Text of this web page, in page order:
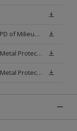
Sikkens Metal Paints Waterborne- EPD of Milieuproductverklaring
Veiligheidsinformatieblad Redox BL Metal Protect Satin N00 (MSDS)
Veiligheidsinformatieblad Redox BL Metal Protect Satin White W05 (MSDS)